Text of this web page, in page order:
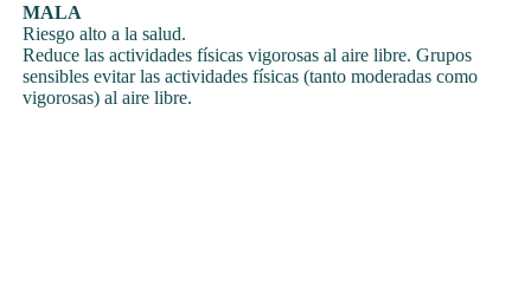
MALA
Riesgo alto a la salud.
Reduce las actividades físicas vigorosas al aire libre. Grupos
sensibles evitar las actividades físicas (tanto moderadas como
vigorosas) al aire libre.